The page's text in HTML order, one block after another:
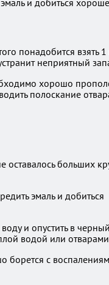
понадобится взять
неприятный
хорошо
полоскание
оставалось больших
и опустить в
водой или
борется с